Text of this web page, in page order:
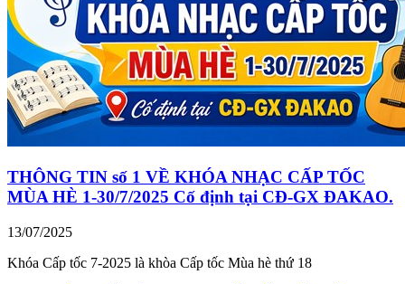
THÔNG TIN số 1 VỀ KHÓA NHẠC CẤP TỐC
MÙA HÈ 1-30/7/2025 Cố định tại CĐ-GX ĐAKAO.
13/07/2025
Khóa Cấp tốc 7-2025 là khòa Cấp tốc Mùa hè thứ 18